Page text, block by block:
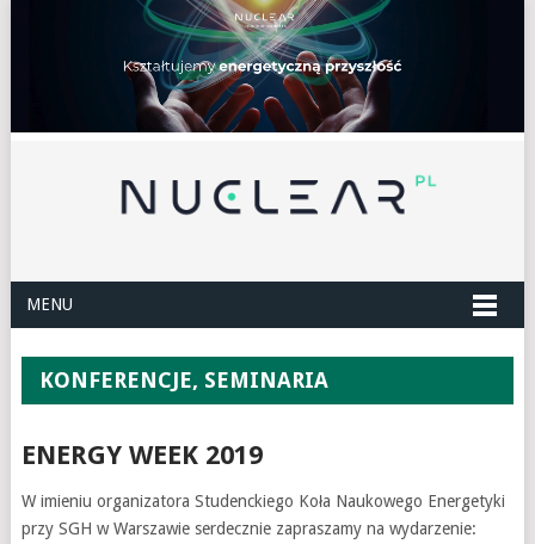
MENU
KONFERENCJE, SEMINARIA
ENERGY WEEK 2019
W imieniu organizatora Studenckiego Koła Naukowego Energetyki
przy SGH w Warszawie serdecznie zapraszamy na wydarzenie: